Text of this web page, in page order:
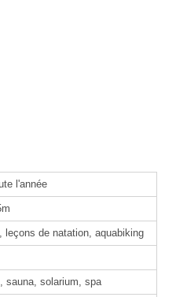
l'année
leçons de natation, aquabiking
sauna, solarium, spa